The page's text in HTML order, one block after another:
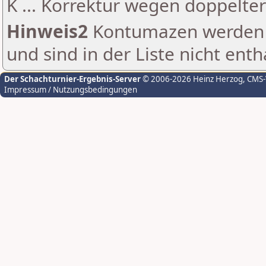
K ... Korrektur wegen
Hinweis2 Kontumazen
und sind in der Liste nicht
Der Schachturnier-Ergebnis-Server© 2006-2026 Heinz Herzog,
Impressum / Nutzungsbedingungen